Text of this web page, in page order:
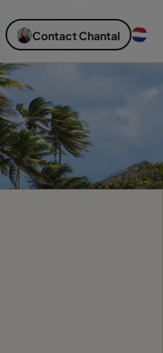
Contact Chantal